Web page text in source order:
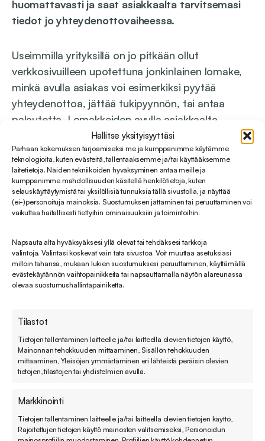
Hallitse yksityisyyttäsi
Parhaan kokemuksen tarjoamiseksi me ja kumppanimme käytämme
teknologioita, kuten evästeitä, tallentaaksemme ja/tai käyttääksemme
laitetietoja. Näiden tekniikoiden hyväksyminen antaa meille ja
kumppanimme mahdollisuuden käsitellä henkilötietoja, kuten
selauskäyttäytymistä tai yksilöllisiä tunnuksia tällä sivustolla, ja näyttää
(ei-)personoituja mainoksia. Suostumuksen jättäminen tai peruuttaminen voi
vaikuttaa haitallisesti tiettyihin ominaisuuksiin ja toimintoihin.
Napsauta alta hyväksyäksesi yllä olevat tai tehdäksesi tarkkoja
valintoja. Valintasi koskevat vain tätä sivustoa. Voit muuttaa asetuksiasi
milloin tahansa, mukaan lukien suostumuksesi peruuttaminen, käyttämällä
evästekäytännön vaihtopainikkeita tai napsauttamalla näytön alareunassa
olevaa suostumushallintapainiketta.
Tilastot
Tietojen tallentaminen laitteelle ja/tai laitteella olevien tietojen käyttö,
Mainonnan tehokkuuden mittaaminen, Sisällön tehokkuuden
mittaaminen, Yleisöjen ymmärtäminen eri lähteistä peräisin olevien
tietojen, tilastojen tai yhdistelmien avulla.
Markkinointi
Tietojen tallentaminen laitteelle ja/tai laitteella olevien tietojen käyttö,
Rajoitettujen tietojen käyttö mainosten valitsemiseksi, Personoidun
huomattavasti ja saat asiakkaalta tarvitsemasi
tiedot jo yhteydenottovaiheessa.
Useimmilla yrityksillä on jo pitkään ollut
verkkosivuilleen upotettuna jonkinlainen lomake,
minkä avulla asiakas voi esimerkiksi pyytää
yhteydenottoa, jättää tukipyynnön, tai antaa
palautetta. Lomakkeiden avulla asiakkaalta
voidaan pyytää määrämuotoisesti kaikki oleelliset
tiedot jo pyyntöä tehtäessä, mikä nopeuttaa
huomattavasti yhteydenottojen käsittelyä.
Yhteydenottolomakkeiden kasvavasta suosiosta
palvelukanavana kertoo se, että yhä useammat
yritykset ovat päättäneet olla tarjoamatta
yhteydenottoja varten, vaan ohjaavat asiakkaat
olemaan yhteydessä lomakkeen kautta sen sijaan.
asiakaspalvelutiimin tehtävissä. Lomakkeelle
täytettyjen tietojen perusteella on rakennettavissa
asiakaspalvelun työskentelyä tehostavat
työnkulut, kuten vaikkapa pyynnön ohjaaminen
asiakaspalvelijalle. Yhteydenoton aiheen tai muun